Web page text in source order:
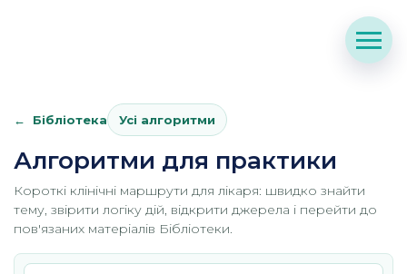
Бібліотека Усі алгоритми
Алгоритми для практики
Короткі клінічні маршрути для лікаря: швидко знайти
тему, звірити логіку дій, відкрити джерела і перейти до
пов'язаних матеріалів Бібліотеки.